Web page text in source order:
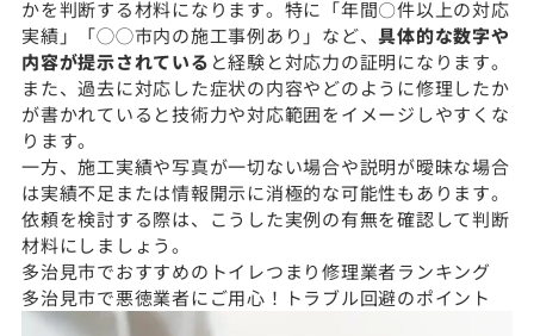
かを判断する材料になります。特に「年間〇件以上の対応
実績」「◯◯市内の施工事例あり」など、具体的な数字や
内容が提示されている と経験と対応力の証明になります。
また、過去に対応した症状の内容やどのように修理したか
が書かれていると技術力や対応範囲をイメージしやすくな
ります。
一方、施工実績や写真が一切ない場合や説明が曖昧な場合
は実績不足または情報開示に消極的な可能性もあります。
依頼を検討する際は、こうした実例の有無を確認して判断
材料にしましょう。
多治見市でおすすめのトイレつまり修理業者ランキング
多治見市で悪徳業者にご用心！トラブル回避のポイント